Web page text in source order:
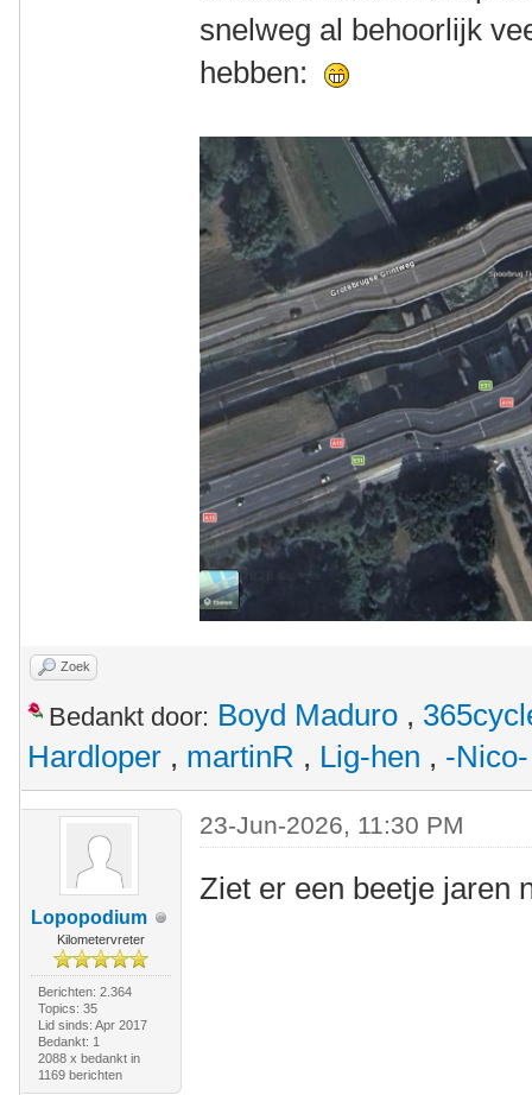
snelweg al behoorlijk
hebben:
Zoek
Bedankt door: Boyd Maduro ,
Hardloper , martinR , Lig-hen , -Nico-
Lopopodium
Kilometervreter
Berichten: 2.364
Topics: 35
Lid sinds: Apr 2017
Bedankt: 1
2088 x bedankt in
1169 berichten
23-Jun-2026, 11:30 PM
Ziet er een beetje jaren